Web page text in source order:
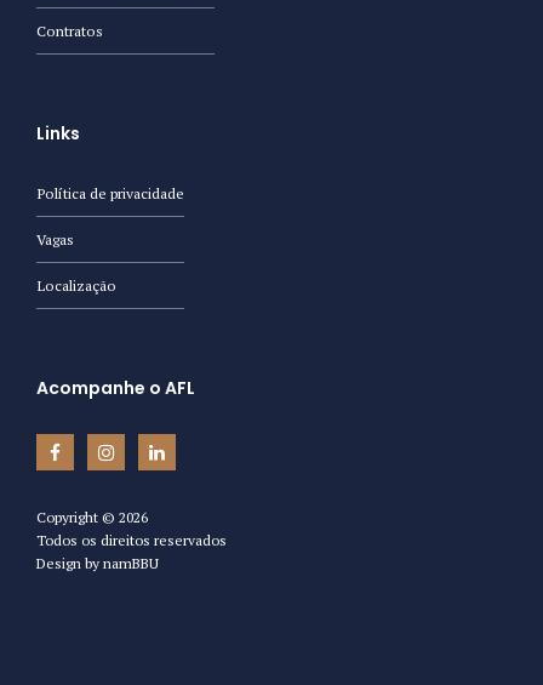
Contratos
Links
Política de privacidade
Vagas
Localização
Acompanhe o AFL
Copyright © 2026
Todos os direitos reservados
Design by namBBU